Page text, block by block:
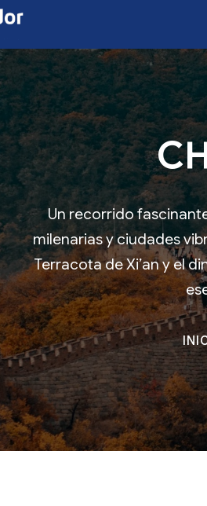
Un recorrido
milenarias y ciudades
Terracota de Xi’an y el